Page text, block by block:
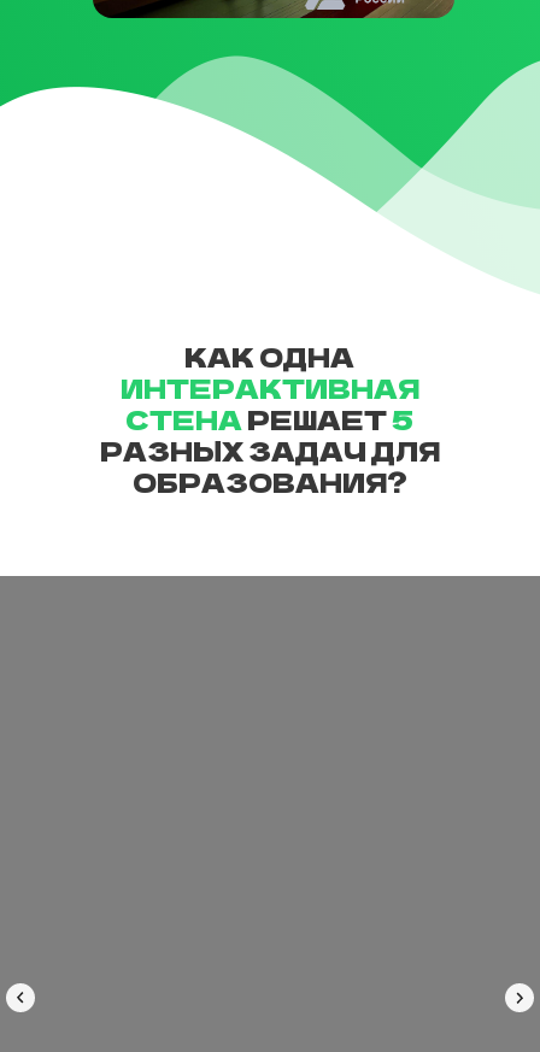
КАК ОДНА
ИНТЕРАКТИВНАЯ
СТЕНАРЕШАЕТ5
РАЗНЫХ ЗАДАЧ ДЛЯ
ОБРАЗОВАНИЯ?